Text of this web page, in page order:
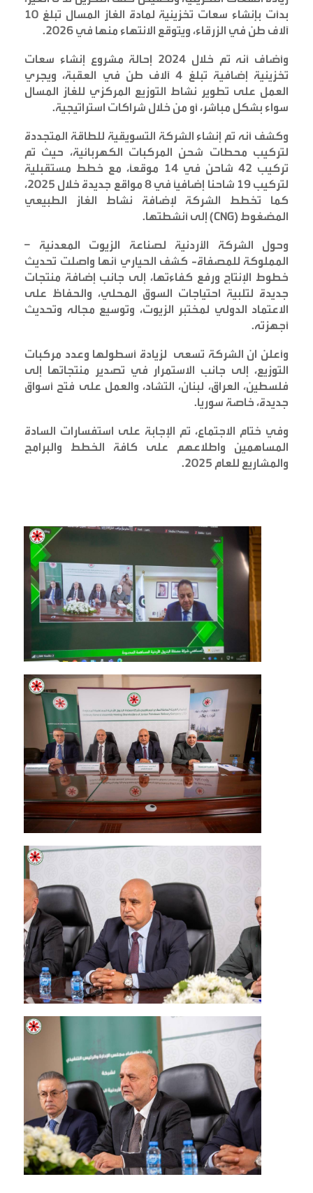
بدأت بإنشاء سعات تخزينية لمادة الغاز المسال تبلغ 10
آلاف طن في الزرقاء، ويتوقع الانتهاء منها في 2026
.
وأضاف أنه تم خلال 2024 إحالة مشروع إنشاء سعات
تخزينية إضافية تبلغ 4 آلاف طن في العقبة، ويجري
العمل على تطوير نشاط التوزيع المركزي للغاز المسال
سواء بشكل مباشر، أو من خلال شراكات استراتيجية.
وكشف أنه تم إنشاء الشركة التسويقية للطاقة المتجددة
لتركيب محطات شحن المركبات الكهربائية، حيث تم
تركيب 42 شاحن في 14 موقعاً، مع خطط مستقبلية
لتركيب 19 شاحنا إضافياً في 8 مواقع جديدة خلال 2025،
كما تخطط الشركة لإضافة نشاط الغاز الطبيعي
المضغوط (CNG) إلى أنشطتها.
وحول الشركة الأردنية لصناعة الزيوت المعدنية –
المملوكة للمصفاة- كشف الحياري أنها واصلت تحديث
خطوط الإنتاج ورفع كفاءتها، إلى جانب إضافة منتجات
جديدة لتلبية احتياجات السوق المحلي، والحفاظ على
الاعتماد الدولي لمختبر الزيوت، وتوسيع مجاله وتحديث
أجهزته.
وأعلن ان الشركة تسعى ‏ لزيادة أسطولها وعدد مركبات
التوزيع، إلى جانب الاستمرار في تصدير منتجاتها إلى
فلسطين، العراق، لبنان، التشاد، والعمل على فتح أسواق
جديدة، خاصة سوريا.
وفي ختام الاجتماع، تم الإجابة على استفسارات السادة
المساهمين واطلاعهم على كافة الخطط والبرامج
والمشاريع للعام 2025
.